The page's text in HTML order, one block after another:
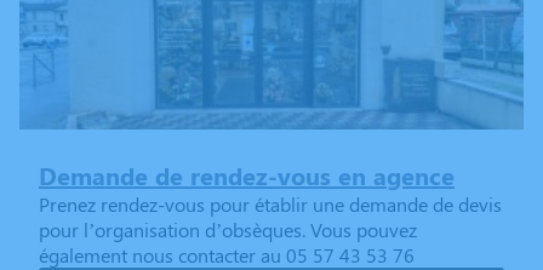
Demande de rendez-vous en agence
Prenez rendez-vous pour établir une demande de devis
pour l’organisation d’obsèques. Vous pouvez
également nous contacter au 05 57 43 53 76